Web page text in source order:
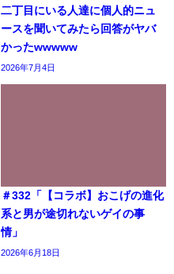
二丁目にいる人達に個人的ニュ
ースを聞いてみたら回答がヤバ
かったwwwww
2026年7月4日
＃332「【コラボ】おこげの進化
系と男が途切れないゲイの事
情」
2026年6月18日